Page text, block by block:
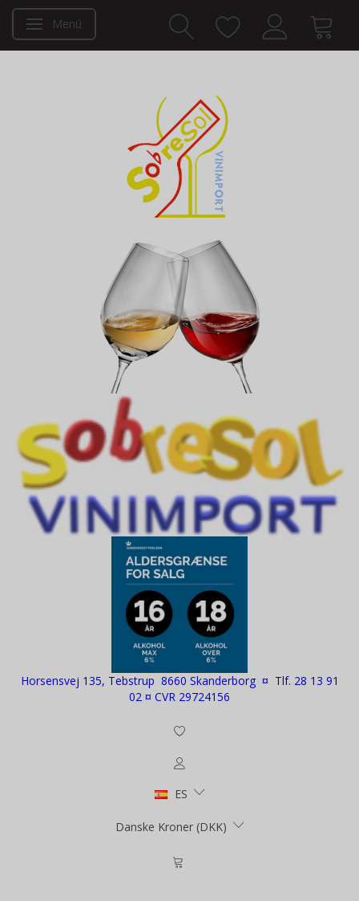
Navegación de palanca
Menú
Horsensvej 135, Tebstrup 8660 Skanderborg ¤ Tlf. 28 13 91
02 ¤ CVR 29724156
ES
Danske Kroner (DKK)